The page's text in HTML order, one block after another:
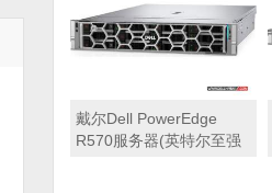
PERC H965i阵列卡丨
800W双电源丨三年保修)
戴尔Dell PowerEdge
R570服务器(英特尔至强